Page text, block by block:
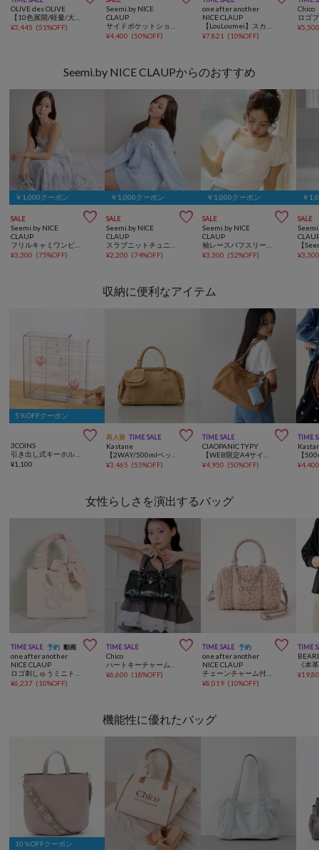
OLIVE des OLIVE
¥3,445 (51%OFF)
Seemi.by NICE
CLAUP
¥4,400 (50%OFF)
one after another
NICE CLAUP
¥7,821 (10%OFF)
Chico
¥
Seemi.by NICE CLAUPからのおすすめ
￥1,000クーポン
SALE 
Seemi.by NICE
CLAUP
¥3,300 (75%OFF)
￥1,000クーポン
SALE 
Seemi.by NICE
CLAUP
¥2,200 (74%OFF)
￥1,000クーポン
SALE 
Seemi.by NICE
CLAUP
¥3,300 (52%OFF)
￥
SALE
¥
収納に便利なアイテム
5％OFFクーポン

3COINS
¥1,100
再入荷 TIME SALE 
Kastane
¥3,465 (55%OFF)
TIME SALE 
CIAOPANIC TYPY
¥4,950 (50%OFF)
TIME
¥
女性らしさを演出するバッグ
TIME SALE 予約 動画 
one after another
NICE CLAUP
¥6,237 (10%OFF)
TIME SALE 
Chico
¥6,600 (18%OFF)
TIME SALE 予約 
one after another
NICE CLAUP
チェーンチャーム付きボアミニボストンbag
¥8,019 (10%OFF)
TIME
¥
機能性に優れたバッグ
10％OFFクーポン